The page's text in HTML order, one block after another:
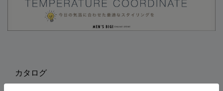
カタログ